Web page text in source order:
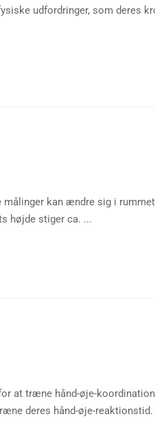
udfordringer, som deres
kan ændre sig i
højde stiger ca. ...
at træne hånd-øje-
deres hånd-øje-